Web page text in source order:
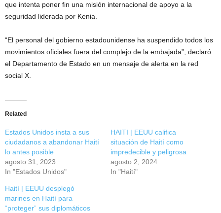
que intenta poner fin una misión internacional de apoyo a la
seguridad liderada por Kenia.
“El personal del gobierno estadounidense ha suspendido todos los
movimientos oficiales fuera del complejo de la embajada”, declaró
el Departamento de Estado en un mensaje de alerta en la red
social X.
Related
Estados Unidos insta a sus
ciudadanos a abandonar Haití
lo antes posible
agosto 31, 2023
In "Estados Unidos"
HAITI | EEUU califica
situación de Haití como
impredecible y peligrosa
agosto 2, 2024
In "Haití"
Haití | EEUU desplegó
marines en Haití para
“proteger” sus diplomáticos